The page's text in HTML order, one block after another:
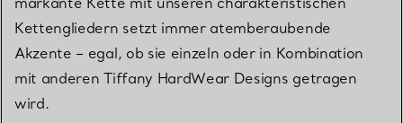
Kettengliedern setzt immer atemberaubende
Akzente – egal, ob sie einzeln oder in Kombination
mit anderen Tiffany HardWear Designs getragen
wird.